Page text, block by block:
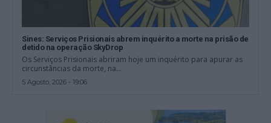
Sines: Serviços Prisionais abrem inquérito a morte na prisão de
detido na operação SkyDrop
Os Serviços Prisionais abriram hoje um inquérito para apurar as
circunstâncias da morte, na...
5 Agosto, 2026 - 19:06